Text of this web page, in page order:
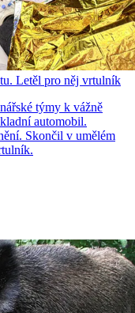
Letěl pro něj vrtulník
týmy k vážně
automobil.
Skončil v umělém